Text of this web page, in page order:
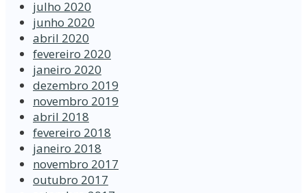
julho 2020
junho 2020
abril 2020
fevereiro 2020
janeiro 2020
dezembro 2019
novembro 2019
abril 2018
fevereiro 2018
janeiro 2018
novembro 2017
outubro 2017